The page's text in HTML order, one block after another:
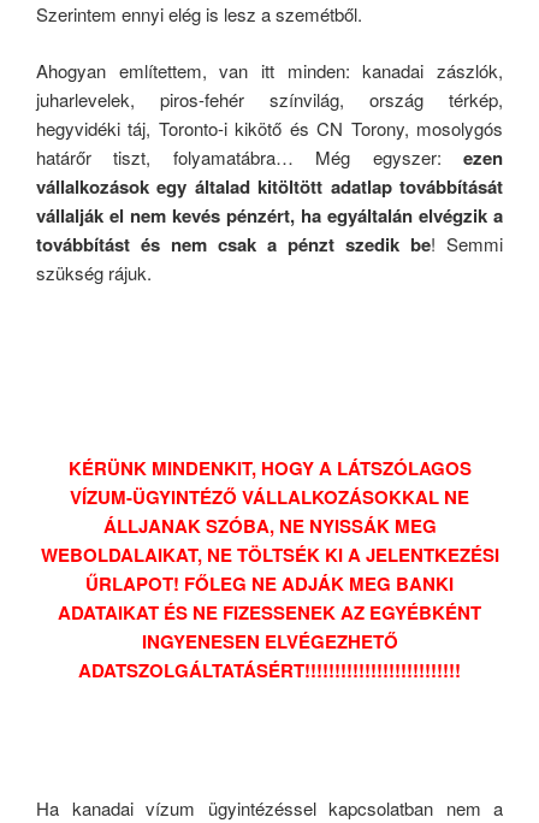
Szerintem ennyi elég is lesz a szemétből.
Ahogyan említettem, van itt minden: kanadai zászlók,
juharlevelek, piros-fehér színvilág, ország térkép,
hegyvidéki táj, Toronto-i kikötő és CN Torony, mosolygós
határőr tiszt, folyamatábra… Még egyszer: ezen
vállalkozások egy általad kitöltött adatlap továbbítását
vállalják el nem kevés pénzért, ha egyáltalán elvégzik a
továbbítást és nem csak a pénzt szedik be! Semmi
szükség rájuk.
KÉRÜNK MINDENKIT, HOGY A LÁTSZÓLAGOS
VÍZUM-ÜGYINTÉZŐ VÁLLALKOZÁSOKKAL NE
ÁLLJANAK SZÓBA, NE NYISSÁK MEG
WEBOLDALAIKAT, NE TÖLTSÉK KI A JELENTKEZÉSI
ŰRLAPOT! FŐLEG NE ADJÁK MEG BANKI
ADATAIKAT ÉS NE FIZESSENEK AZ EGYÉBKÉNT
INGYENESEN ELVÉGEZHETŐ
ADATSZOLGÁLTATÁSÉRT!!!!!!!!!!!!!!!!!!!!!!!!!!
Ha kanadai vízum ügyintézéssel kapcsolatban nem a